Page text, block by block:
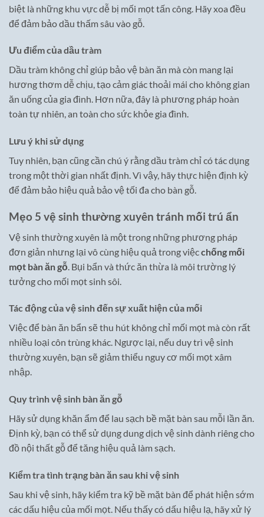
biệt là những khu vực dễ bị mối mọt tấn công. Hãy xoa đều
để đảm bảo dầu thấm sâu vào gỗ.
Ưu điểm của dầu tràm
Dầu tràm không chỉ giúp bảo vệ bàn ăn mà còn mang lại
hương thơm dễ chịu, tạo cảm giác thoải mái cho không gian
ăn uống của gia đình. Hơn nữa, đây là phương pháp hoàn
toàn tự nhiên, an toàn cho sức khỏe gia đình.
Lưu ý khi sử dụng
Tuy nhiên, bạn cũng cần chú ý rằng dầu tràm chỉ có tác dụng
trong một thời gian nhất định. Vì vậy, hãy thực hiện định kỳ
để đảm bảo hiệu quả bảo vệ tối đa cho bàn gỗ.
Mẹo 5 vệ sinh thường xuyên tránh mối trú ẩn
Vệ sinh thường xuyên là một trong những phương pháp
đơn giản nhưng lại vô cùng hiệu quả trong việcchống mối
mọt bàn ăn gỗ . Bụi bẩn và thức ăn thừa là môi trường lý
tưởng cho mối mọt sinh sôi.
Tác động của vệ sinh đến sự xuất hiện của mối
Việc để bàn ăn bẩn sẽ thu hút không chỉ mối mọt mà còn rất
nhiều loại côn trùng khác. Ngược lại, nếu duy trì vệ sinh
thường xuyên, bạn sẽ giảm thiểu nguy cơ mối mọt xâm
nhập.
Quy trình vệ sinh bàn ăn gỗ
Hãy sử dụng khăn ẩm để lau sạch bề mặt bàn sau mỗi lần ăn.
Định kỳ, bạn có thể sử dụng dung dịch vệ sinh dành riêng cho
đồ nội thất gỗ để tăng hiệu quả làm sạch.
Kiểm tra tình trạng bàn ăn sau khi vệ sinh
Sau khi vệ sinh, hãy kiểm tra kỹ bề mặt bàn để phát hiện sớm
các dấu hiệu của mối mọt. Nếu thấy có dấu hiệu lạ, hãy xử lý